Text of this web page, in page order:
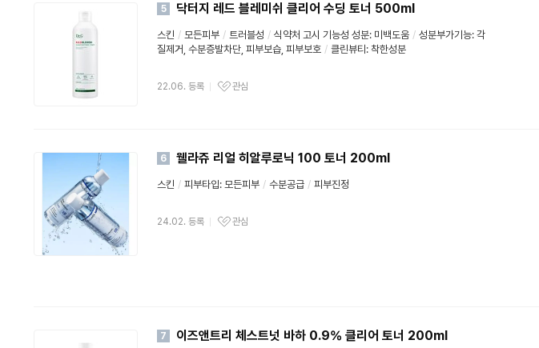
5 닥터지 레드 블레미쉬 클리어 수딩 토너 500ml
스킨 / 모든피부 / 트러블성 / 식약처 고시 기능성 성분: 미백도움 / 성분부가기능: 각
질제거, 수분증발차단 , 피부보습, 피부보호 / 클린뷰티 : 착한성분
22.06. 등록 관심
6 웰라쥬 리얼 히알루로닉 100 토너 200ml
스킨 / 피부타입: 모든피부 / 수분공급 / 피부진정
24.02. 등록 관심
7 이즈앤트리 체스트넛 바하 0.9% 클리어 토너 200ml